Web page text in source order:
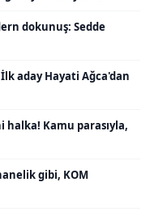
dokunuş: Sedde
İlk aday Hayati Ağca'dan
halka! Kamu parasıyla,
gibi, KOM